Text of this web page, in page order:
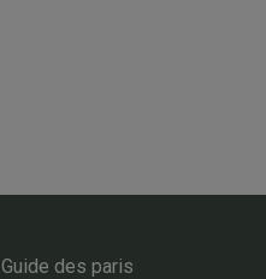
Guide des paris